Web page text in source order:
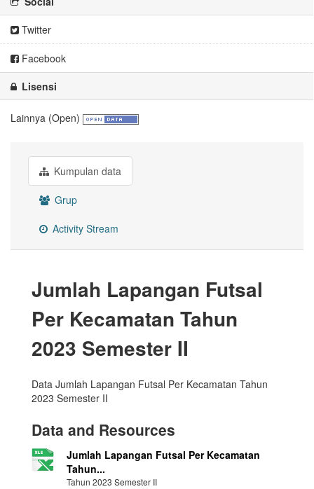
Twitter
Facebook
Lisensi
Lainnya (Open)
Kumpulan data
Grup
Activity Stream
Jumlah Lapangan Futsal
Per Kecamatan Tahun
2023 Semester II
Data Jumlah Lapangan Futsal Per Kecamatan Tahun
2023 Semester II
Data and Resources
Jumlah Lapangan Futsal Per Kecamatan
Tahun...
Tahun 2023 Semester II